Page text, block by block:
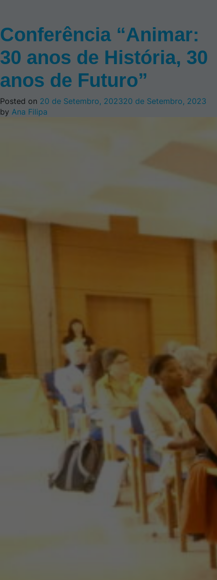
Conferência “Animar:
30 anos de História, 30
anos de Futuro”
Posted on 20 de Setembro, 202320 de Setembro, 2023
by Ana Filipa